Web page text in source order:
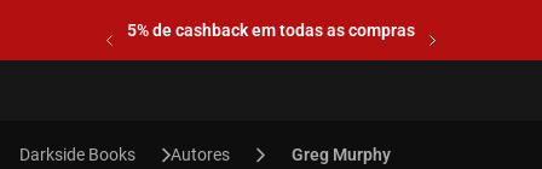
5% de cashback em todas as compras
Autores Greg Murphy